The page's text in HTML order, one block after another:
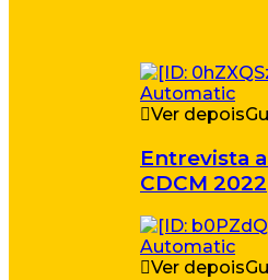
Ver depois
Entrevista
CDCM 2022
Ver depois